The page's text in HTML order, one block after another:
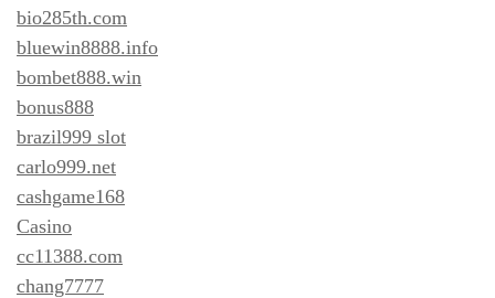
bio285th.com
bluewin8888.info
bombet888.win
bonus888
brazil999 slot
carlo999.net
cashgame168
Casino
cc11388.com
chang7777